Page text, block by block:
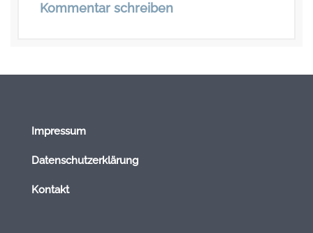
Kommentar schreiben
Impressum
Datenschutzerklärung
Kontakt